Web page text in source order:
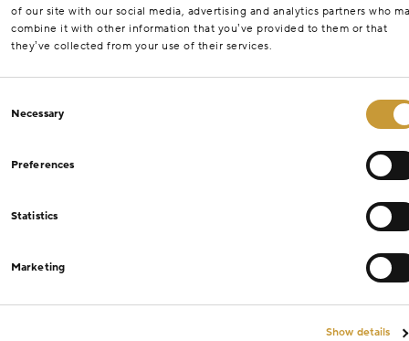
of our site with our social media, advertising and analytics partners who
combine it with other information that you’ve provided to them or that
they’ve collected from your use of their services.
Selection
Necessary
Preferences
Statistics
Marketing
Show details